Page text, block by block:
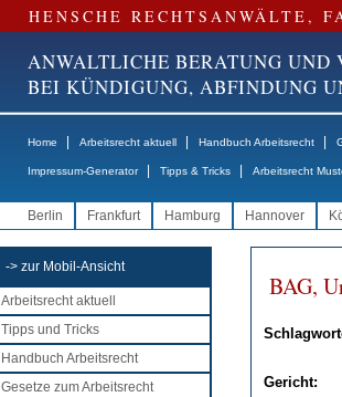
HENSCHE RECHTSANWÄLTE,
ANWALTLICHE BERATUNG UND
BEI KÜNDIGUNG, ABFINDUNG
Home Arbeitsrecht aktuell Handbuch Arbeitsrecht
Impressum-Generator Tipps & Tricks Arbeitsrecht
Berlin Frankfurt Hamburg Hannover
-> zur Mobil-Ansicht
Arbeitsrecht aktuell
Tipps und Tricks
Handbuch Arbeitsrecht
Gesetze zum Arbeitsrecht
BAG,
Gericht: